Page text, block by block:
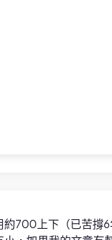
約700上下（已苦撐